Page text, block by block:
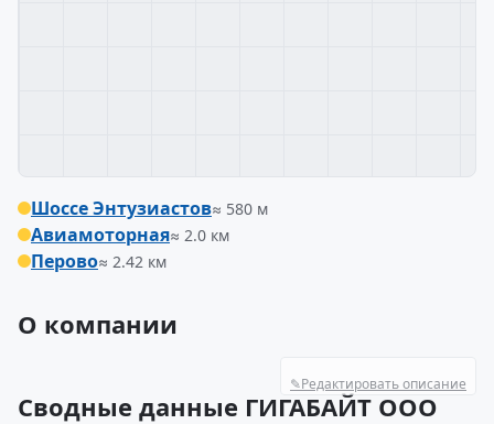
Шоссе Энтузиастов≈ 580 м
Авиамоторная≈ 2.0 км
Перово≈ 2.42 км
О компании
✎Редактировать описание
Сводные данные ГИГАБАЙТ ООО